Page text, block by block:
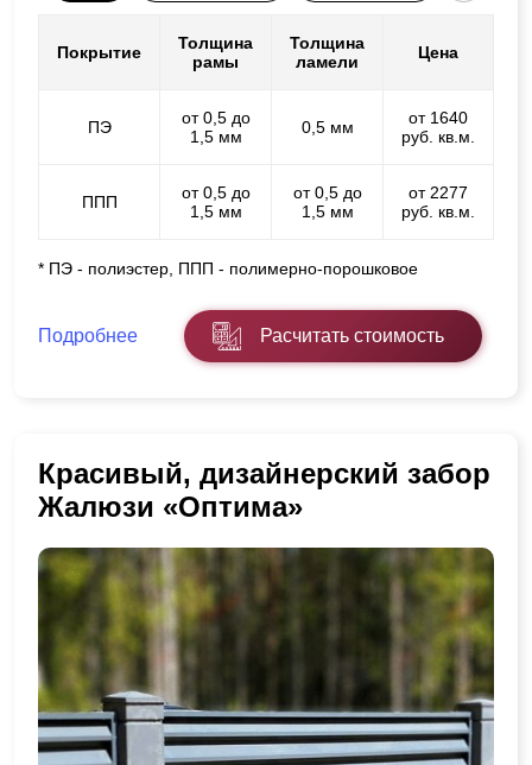
Покрытие
Толщина
рамы
Толщина
ламели
Цена
ПЭ
от 0,5 до
1,5 мм
0,5 мм
от 1640
руб. кв.м.
ППП
от 0,5 до
1,5 мм
от 0,5 до
1,5 мм
от 2277
руб. кв.м.
* ПЭ - полиэстер, ППП - полимерно-порошковое
Подробнее Расчитать стоимость
Красивый, дизайнерский забор
Жалюзи «Оптима»